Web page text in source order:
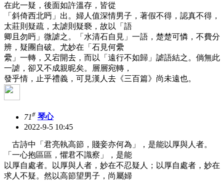
在此一疑，後面如許溫存，皆從
「斜倚西北眄」出。婦人值深情男子，著假不得，認真不得，
太莊則疑疏，太謔則疑褻，故以「語
卿且勿眄」微謔之。「水清石自見」一語，楚楚可憐，不費分
辨，疑團自破。尤妙在「石見何纍
纍」一轉，又宕開去，而以「遠行不如歸」謔語結之。倘無此
一謔，卻又不成親昵矣。層層宛轉，
發乎情，止乎禮義，可見漢人去《三百篇》尚未遠也。
71# 琴心
2022-9-5 10:45
古詩中「君亮執高節，賤妾亦何為」，是能以厚與人者。
「一心抱區區，懼君不識察」，是能
以厚自處者。以厚與人者，妙在不忍疑人；以厚自處者，妙在
求人不疑。然以高節望男子，尚屬婦